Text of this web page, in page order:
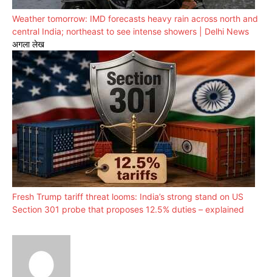
Weather tomorrow: IMD forecasts heavy rain across north and
central India; northeast to see intense showers | Delhi News
अगला लेख
Fresh Trump tariff threat looms: India’s strong stand on US
Section 301 probe that proposes 12.5% duties – explained